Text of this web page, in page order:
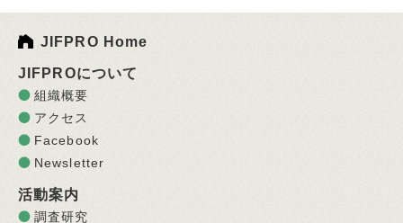
JIFPRO Home
JIFPROについて
組織概要
アクセス
Facebook
Newsletter
活動案内
調査研究